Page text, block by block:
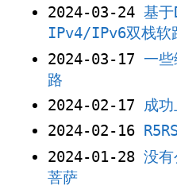
2024-03-24 基
IPv4/IPv6双栈软
2024-03-17 一
路
2024-02-17 成
2024-02-16
2024-01-28 没
菩萨